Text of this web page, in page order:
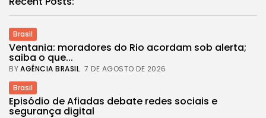
Brasil
Ventania: moradores do Rio acordam sob alerta;
saiba o que...
BYAGÊNCIA BRASIL 7 DE AGOSTO DE 2026
Brasil
Episódio de Afiadas debate redes sociais e
segurança digital